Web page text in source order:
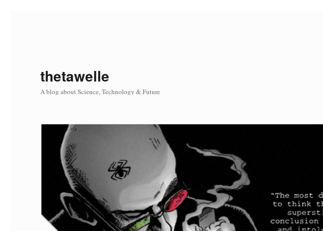
thetawelle
A blog about Science, Technology & Future